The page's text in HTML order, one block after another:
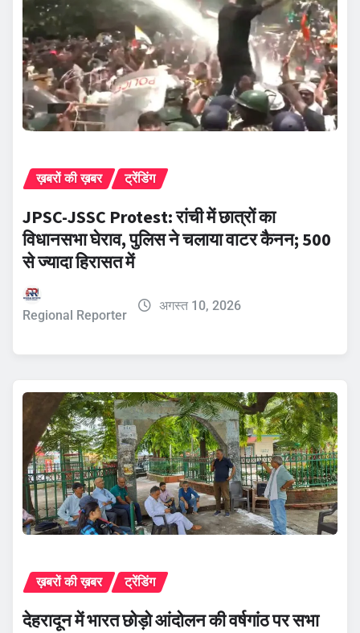
ख़बरों की ख़बर ट्रेंडिंग
JPSC-JSSC Protest: रांची में छात्रों का
विधानसभा घेराव, पुलिस ने चलाया वाटर कैनन; 500
से ज्यादा हिरासत में
Regional Reporter
अगस्त 10, 2026
ख़बरों की ख़बर ट्रेंडिंग
देहरादून में भारत छोड़ो आंदोलन की वर्षगांठ पर सभा